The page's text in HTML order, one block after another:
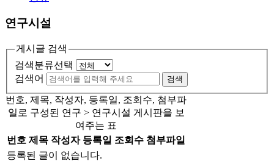
연구시설
게시글 검색
검색분류선택
검색어
검색
번호, 제목, 작성자, 등록일, 조회수, 첨부파
일로 구성된 연구 > 연구시설 게시판을 보
여주는 표
번호 제목 작성자 등록일 조회수 첨부파일
등록된 글이 없습니다.